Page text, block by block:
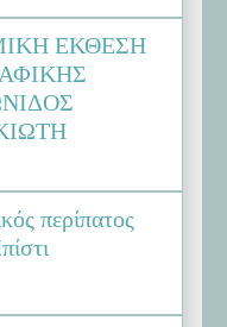
ΕΚΘΕΣΗ
περίπατος